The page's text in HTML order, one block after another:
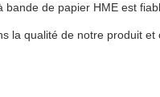
bande de papier HME est
la qualité de notre produit